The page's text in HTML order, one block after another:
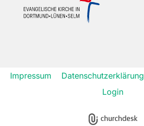
Impressum Datenschutzerklärung
Login